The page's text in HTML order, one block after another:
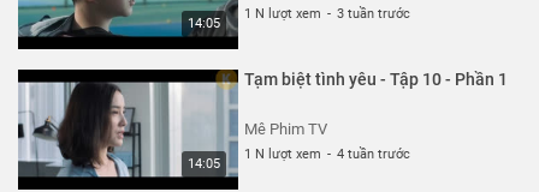
14:05
1 N lượt xem - 3 tuần trước
14:05
Tạm biệt tình yêu - Tập 10 - Phần 1
Mê Phim TV
1 N lượt xem - 4 tuần trước